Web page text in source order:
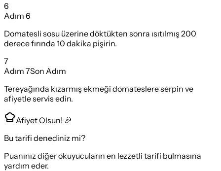
6
Adım 6
Domatesli sosu üzerine döktükten sonra ısıtılmış 200
derece fırında 10 dakika pişirin.
7
Adım 7Son Adım
Tereyağında kızarmış ekmeği domateslere serpin ve
afiyetle servis edin.
Afiyet Olsun! 🎉
Bu tarifi denediniz mi?
Puanınız diğer okuyucuların en lezzetli tarifi bulmasına
yardım eder.